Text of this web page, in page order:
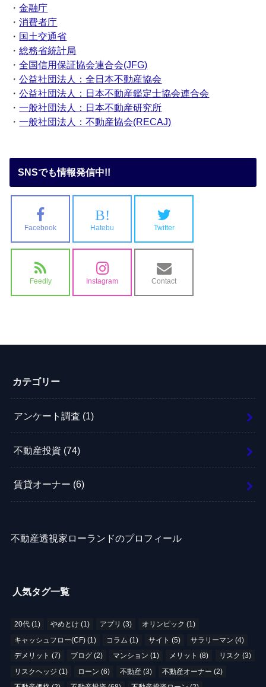
・金融庁
・消費者庁
・ 国土交通省
・総務省統計局
・全国信用保証協会連合会(JFG)
・公益社団法人：全日本不動産協会
・公益社団法人：日本不動産鑑定士協会連合会
・一般社団法人：日本不動産研究所
・一般社団法人：不動産協会(RECAJ)
SNSでも情報発信中!!
Facebook
B!
Hatebu Twitter
Feedly Instagram Contact
カテゴリー
アンケート調査 (1)
不動産投資 (74)
賃貸オーナー (6)
不動産透視家ローランドのプロフィール
人気タグ一覧
20代(1) やめとけ (1) アプリ (3) オリンピック (1)
キャッシュフロー(CF)(1) コラム (1) サイト (5) サラリーマン (4)
デメリット (7) ブログ (2) マンション (1) メリット (8) リスク (3)
リスクヘッジ (1) ローン (6) 不動産 (3) 不動産オーナー (2)